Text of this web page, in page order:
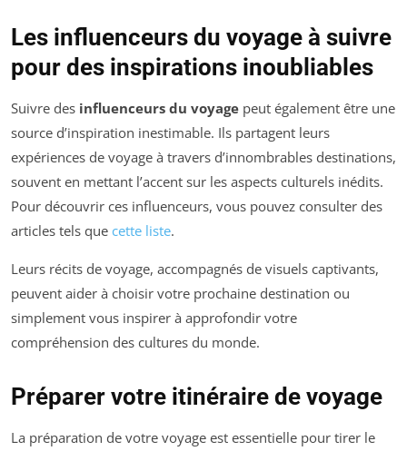
Les influenceurs du voyage à suivre
pour des inspirations inoubliables
Suivre des influenceurs du voyage peut également être une
source d’inspiration inestimable. Ils partagent leurs
expériences de voyage à travers d’innombrables destinations,
souvent en mettant l’accent sur les aspects culturels inédits.
Pour découvrir ces influenceurs, vous pouvez consulter des
articles tels que cette liste.
Leurs récits de voyage, accompagnés de visuels captivants,
peuvent aider à choisir votre prochaine destination ou
simplement vous inspirer à approfondir votre
compréhension des cultures du monde.
Préparer votre itinéraire de voyage
La préparation de votre voyage est essentielle pour tirer le